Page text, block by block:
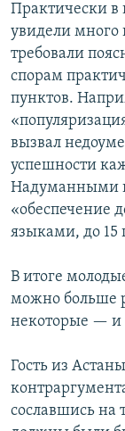
Практически в
увидели много
требовали
спорам
пунктов.
вызвал
успешности
Надуманными
«обеспечение
языками, до 15
В итоге
можно больше
некоторые — и
Гость из
сославшись на